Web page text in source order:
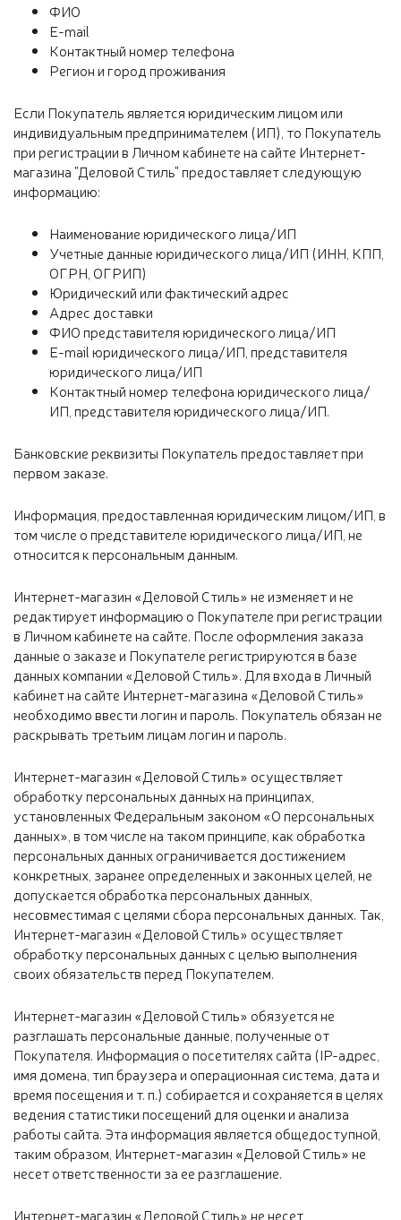
ФИО
E-mail
Контактный номер телефона
Регион и город проживания
Если Покупатель является юридическим лицом или
индивидуальным предпринимателем (ИП), то Покупатель
при регистрации в Личном кабинете на сайте Интернет-
магазина "Деловой Стиль" предоставляет следующую
информацию:
Наименование юридического лица/ИП
Учетные данные юридического лица/ИП (ИНН, КПП,
ОГРН, ОГРИП)
Юридический или фактический адрес
Адрес доставки
ФИО представителя юридического лица/ИП
E-mail юридического лица/ИП, представителя
юридического лица/ИП
Контактный номер телефона юридического лица/
ИП, представителя юридического лица/ИП.
Банковские реквизиты Покупатель предоставляет при
первом заказе.
Информация, предоставленная юридическим лицом/ИП, в
том числе о представителе юридического лица/ИП, не
относится к персональным данным.
Интернет-магазин «Деловой Стиль» не изменяет и не
редактирует информацию о Покупателе при регистрации
в Личном кабинете на сайте. После оформления заказа
данные о заказе и Покупателе регистрируются в базе
данных компании «Деловой Стиль». Для входа в Личный
кабинет на сайте Интернет-магазина «Деловой Стиль»
необходимо ввести логин и пароль. Покупатель обязан не
раскрывать третьим лицам логин и пароль.
Интернет-магазин «Деловой Стиль» осуществляет
обработку персональных данных на принципах,
установленных Федеральным законом «О персональных
данных», в том числе на таком принципе, как обработка
персональных данных ограничивается достижением
конкретных, заранее определенных и законных целей, не
допускается обработка персональных данных,
несовместимая с целями сбора персональных данных. Так,
Интернет-магазин «Деловой Стиль» осуществляет
обработку персональных данных с целью выполнения
своих обязательств перед Покупателем.
Интернет-магазин «Деловой Стиль» обязуется не
разглашать персональные данные, полученные от
Покупателя. Информация о посетителях сайта (IP-адрес,
имя домена, тип браузера и операционная система, дата и
время посещения и т. п.) собирается и сохраняется в целях
ведения статистики посещений для оценки и анализа
работы сайта. Эта информация является общедоступной,
таким образом, Интернет-магазин «Деловой Стиль» не
несет ответственности за ее разглашение.
Интернет-магазин «Деловой Стиль» не несет